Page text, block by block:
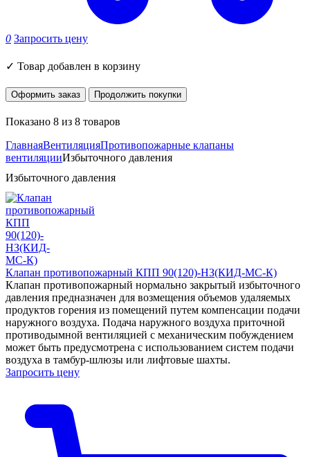
0 Запросить цену
✓ Товар добавлен в корзину
Оформить заказ Продолжить покупки
Показано 8 из 8 товаров
ГлавнаяВентиляцияПротивопожарные клапаны
вентиляцииИзбыточного давления
Избыточного давления
Клапан противопожарный КПП 90(120)-НЗ(КИД-МС-К)
Клапан противопожарный нормально закрытый избыточного
давления предназначен для возмещения объемов удаляемых
продуктов горения из помещений путем компенсации подачи
наружного воздуха. Подача наружного воздуха приточной
противодымной вентиляцией с механическим побуждением
может быть предусмотрена с использованием систем подачи
воздуха в тамбур-шлюзы или лифтовые шахты.
Запросить цену